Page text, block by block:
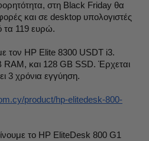
στη Black Friday θα
και σε desktop υπολογιστές
τα 119 ευρώ.
τον HP Elite 8300 USDT i3.
RAM, και 128 GB SSD. Έρχεται
3 χρόνια εγγύηση.
product/hp-elitedesk-800-
το HP EliteDesk 800 G1